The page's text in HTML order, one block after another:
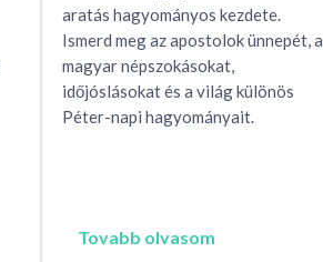
aratás hagyományos kezdete.
Ismerd meg az apostolok ünnepét, a
magyar népszokásokat,
időjóslásokat és a világ különös
Péter-napi hagyományait.
Tovabb olvasom